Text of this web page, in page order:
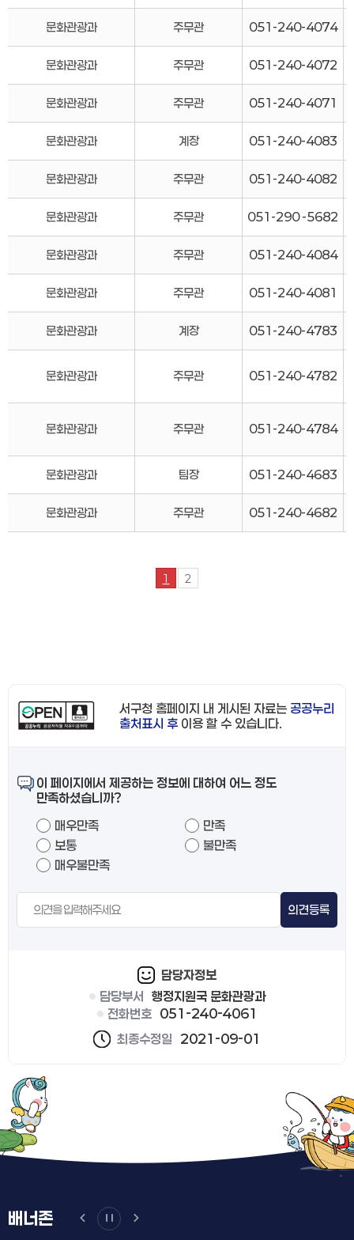
문화관광과 주무관 051-240-4074
문화관광과 주무관 051-240-4072
문화관광과 주무관 051-240-4071
문화관광과 계장 051-240-4083
문화관광과 주무관 051-240-4082
문화관광과 주무관 051-290 -5682
문화관광과 주무관 051-240-4084
문화관광과 주무관 051-240-4081
문화관광과 계장 051-240-4783
문화관광과 주무관 051-240-4782
문화관광과 주무관 051-240-4784
문화관광과 팀장 051-240-4683
문화관광과 주무관 051-240-4682
1 2
서구청 홈페이지 내 게시된 자료는 공공누리
출처표시 후 이용 할 수 있습니다.
이 페이지에서 제공하는 정보에 대하여 어느 정도
만족하셨습니까?
매우만족
만족
보통
불만족
매우불만족
의견등록
담당자정보
담당부서 행정지원국 문화관광과
전화번호
051-240-4061
최종수정일
2021-09-01
배너존